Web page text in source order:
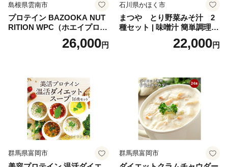
島根県雲南市
プロテイン BAZOOKA NUT
RITION WPC（ホエイプロテ
イン）＜プレーン＞ 900g｜
バズーカ岡田監修・植物由来
ロン [AIEN005]
26,000円
石川県かほく市
まつや とり野菜みそ汁 2
種セット | 味噌汁 簡単調理
お味噌 おみそ みそ とり野菜
時短料理 時短ごはん ご当地
22,000円
群馬県富岡市 群馬県富岡市